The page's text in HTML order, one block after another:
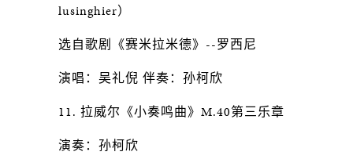
lusinghier）
选自歌剧《赛米拉米德》--罗西尼
演唱：吴礼倪 伴奏：孙柯欣
11. 拉威尔《小奏鸣曲》M.40第三乐章
演奏：孙柯欣